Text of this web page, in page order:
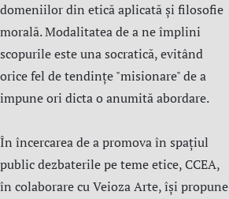
domeniilor din etică aplicată şi filosofie
morală. Modalitatea de a ne împlini
scopurile este una socratică, evitând
orice fel de tendințe "misionare" de a
impune ori dicta o anumită abordare.
În încercarea de a promova în spațiul
public dezbaterile pe teme etice, CCEA,
în colaborare cu Veioza Arte, își propune